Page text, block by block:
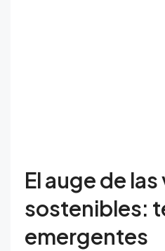
El auge de
sostenibles:
emergentes